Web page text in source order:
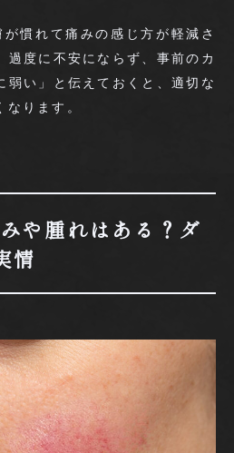
慣れて痛みの感じ方が軽減さ
過度に不安にならず、事前のカ
弱い」と伝えておくと、適切な
ります。
や腫れはある？ダ
情